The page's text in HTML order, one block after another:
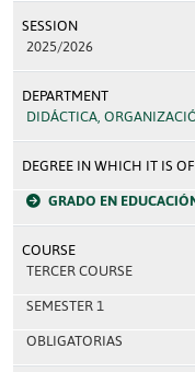
SESSION
2025/2026
DEPARTMENT
DIDÁCTICA,
DEGREE IN WHICH IT IS
GRADO EN
COURSE
TERCER COURSE
SEMESTER 1
OBLIGATORIAS